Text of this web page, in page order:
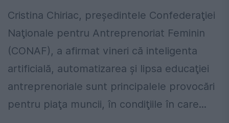
Cristina Chiriac, președintele Confederaţiei
Naţionale pentru Antreprenoriat Feminin
(CONAF), a afirmat vineri că inteligenta
artificială, automatizarea şi lipsa educaţiei
antreprenoriale sunt principalele provocări
pentru piaţa muncii, în condiţiile în care...